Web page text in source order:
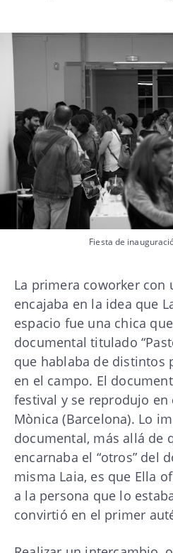
Fiesta de
La primera coworker con
encajaba en la idea que
espacio fue una chica
documental titulado
que hablaba de distintos
en el campo. El
festival y se reprodujo en
Mònica (Barcelona). Lo
documental, más allá de
encarnaba el “otros” del
misma Laia, es que Ella
a la persona que lo
convirtió en el primer